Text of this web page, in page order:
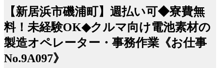
【新居浜市磯浦町】週払い可◆寮費無
料！未経験OK◆クルマ向け電池素材の
製造オペレーター・事務作業《お仕事
No.9A097》